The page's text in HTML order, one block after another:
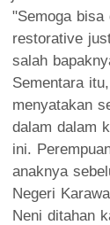
"Semoga bisa
restorative
salah
Sementara
menyatakan
dalam dalam
ini.
anaknya
Negeri
Neni ditahan